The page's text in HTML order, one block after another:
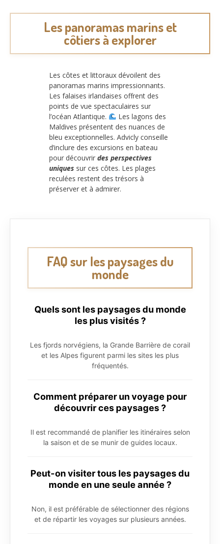
Les panoramas marins et
côtiers à explorer
Les côtes et littoraux dévoilent des
panoramas marins impressionnants.
Les falaises irlandaises offrent des
points de vue spectaculaires sur
l’océan Atlantique.
Les lagons des
Maldives présentent des nuances de
bleu exceptionnelles. Advicly conseille
d’inclure des excursions en bateau
pour découvrir des perspectives
uniques sur ces côtes. Les plages
reculées restent des trésors à
préserver et à admirer.
FAQ sur les paysages du
monde
Quels sont les paysages du monde
les plus visités ?
Les fjords norvégiens, la Grande Barrière de corail
et les Alpes figurent parmi les sites les plus
fréquentés.
Comment préparer un voyage pour
découvrir ces paysages ?
Il est recommandé de planifier les itinéraires selon
la saison et de se munir de guides locaux.
Peut-on visiter tous les paysages du
monde en une seule année ?
Non, il est préférable de sélectionner des régions
et de répartir les voyages sur plusieurs années.